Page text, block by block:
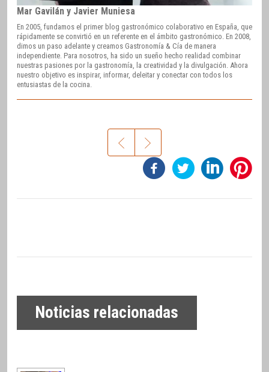
Mar Gavilán y Javier Muniesa
En 2005, fundamos el primer blog gastronómico colaborativo en España, que
rápidamente se convirtió en un referente en el ámbito gastronómico. En 2008,
dimos un paso adelante y creamos Gastronomía & Cía de manera
independiente. Para nosotros, ha sido un sueño hecho realidad combinar
nuestras pasiones por la gastronomía, la creatividad y la divulgación. Ahora
nuestro objetivo es inspirar, informar, deleitar y conectar con todos los
entusiastas de la cocina.
Noticias relacionadas